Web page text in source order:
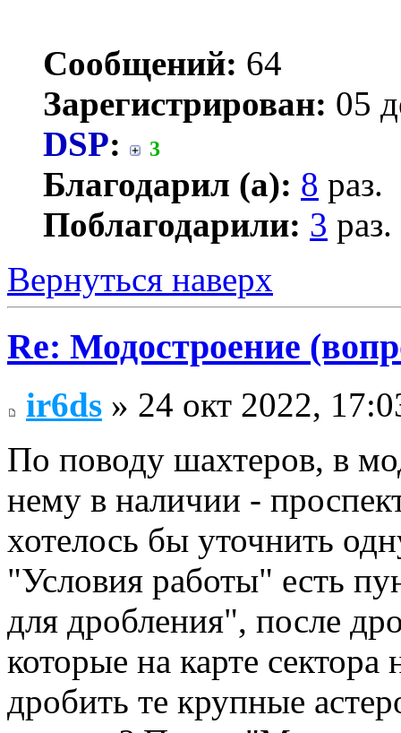
Сообщений: 64
Зарегистрирован: 05
DSP: 3
Благодарил (а): 8 раз.
Поблагодарили: 3 раз.
Вернуться наверх
Re: Модостроение
ir6ds » 24 окт 2022,
По поводу шахтеров, в
нему в наличии -
хотелось бы уточнить
"Условия работы" есть
для дробления", после
которые на карте сектора
дробить те крупные